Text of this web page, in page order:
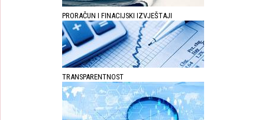
PRORAČUN I FINACIJSKI IZVJEŠTAJI
TRANSPARENTNOST